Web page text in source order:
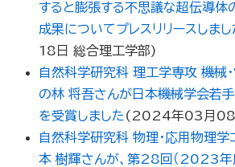
すると膨張する不思議な超伝導体
成果についてプレスリリースしまし
18日 総合理工学部)
自然科学研究科 理工学専攻 機械
の林 将吾さんが日本機械学会若
を受賞しました ( 2024年03月08
自然科学研究科 物理・応用物理学
本 樹輝さんが、第28回（2023年